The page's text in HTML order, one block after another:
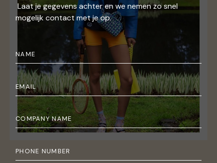
Laat je gegevens achter en we nemen zo snel
mogelijk contact met je op.